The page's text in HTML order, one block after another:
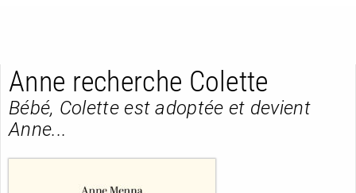
Anne recherche Colette
Bébé, Colette est adoptée et devient
Anne...